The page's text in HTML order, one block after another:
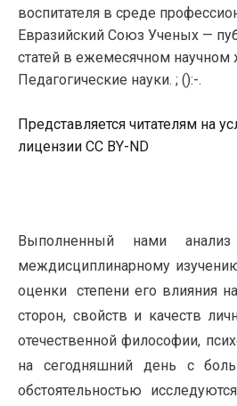
воспитателя в среде
Евразийский Союз Ученых —
статей в ежемесячном научном
Педагогические науки. ; ():-.
Представляется читателям на
лицензии CC BY-ND
Выполненный нами
междисциплинарному
оценки степени его влияния
сторон, свойств и качеств
отечественной философии,
на сегодняшний день с
обстоятельностью